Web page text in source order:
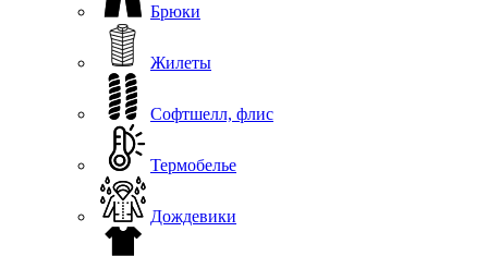
Брюки
Жилеты
Софтшелл, флис
Термобелье
Дождевики